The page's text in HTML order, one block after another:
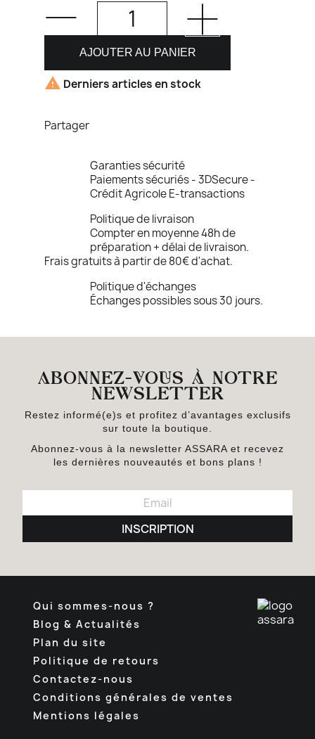
AJOUTER AU PANIER
 Derniers articles en stock
Partager
Garanties sécurité
Paiements sécuriés - 3DSecure -
Crédit Agricole E-transactions
Politique de livraison
Compter en moyenne 48h de
préparation + délai de livraison.
Frais gratuits à partir de 80€ d'achat.
Politique d'échanges
Échanges possibles sous 30 jours.
ABONNEZ-VOUS À NOTRE
NEWSLETTER
Restez informé(e)s et profitez d’avantages exclusifs
sur toute la boutique.
Abonnez-vous à la newsletter ASSARA et recevez
les dernières nouveautés et bons plans !
INSCRIPTION
Qui sommes-nous ?
Blog & Actualités
Plan du site
Politique de retours
Contactez-nous
Conditions générales de ventes
Mentions légales